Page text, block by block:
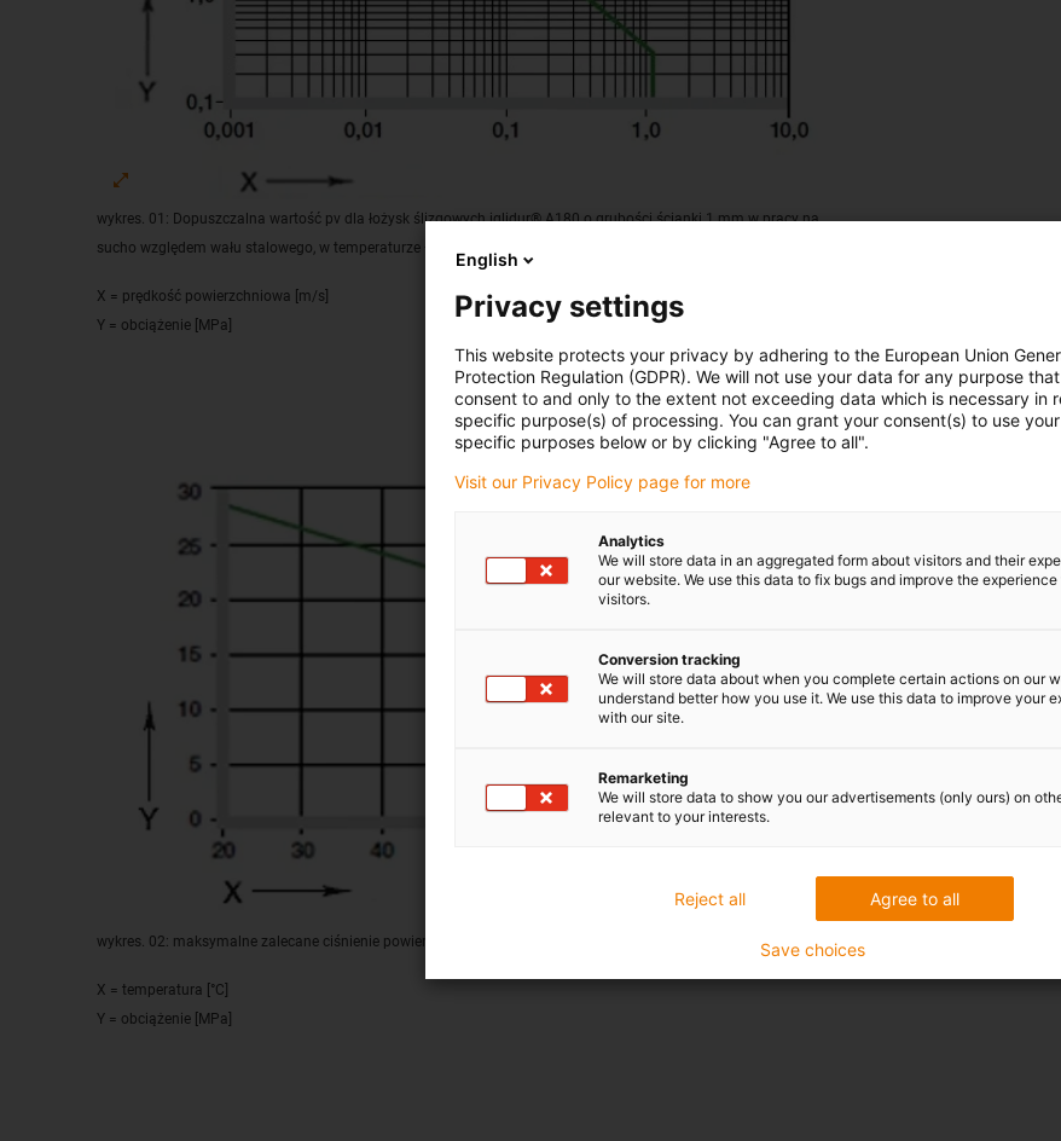
wykres. 01: Dopuszczalna wartość pv dla łożysk ślizgowych iglidur® A180 o grubości ścianki 1 mm w pracy na
sucho względem wału stalowego, w temperaturze +20 °C, zamontowanych w obudowie stalowej.
X = prędkość powierzchniowa [m/s]
Y = obciążenie [MPa]
wykres. 02: maksymalne zalecane ciśnienie powierzchniowe w funkcji temperatury (20 MPa przy +20 °C)
X = temperatura [°C]
Y = obciążenie [MPa]
Maksymalny zalecany
materiału. Nie można go
Wytrzymałość na
temperatury. wykres. 02
Wykres. 03 przedstawia
promieniowym. Przy
odkształcenie jest
tego obciążenia
English
Privacy settings
This website protects your privacy by adhering to the European Union
Protection Regulation (GDPR). We will not use your data for any purpose
consent to and only to the extent not exceeding data which is necessary in
specific purpose(s) of processing. You can grant your consent(s) to use
specific purposes below or by clicking "Agree to all".
Visit our Privacy Policy page for more
Analytics
We will store data in an aggregated form about visitors and their
our website. We use this data to fix bugs and improve the experience
visitors.
Conversion tracking
We will store data about when you complete certain actions on our
understand better how you use it. We use this data to improve your
with our site.
Remarketing
We will store data to show you our advertisements (only ours) on
relevant to your interests.
Agree to all
Reject all
Save choices